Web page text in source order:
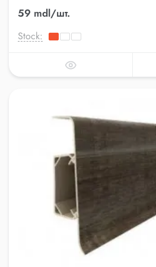
59 mdl/шт.
Stock: